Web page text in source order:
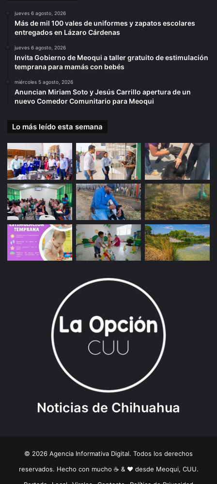
jueves 6 agosto, 2026
Más de mil 100 vales de uniformes y zapatos escolares
entregados en Lázaro Cárdenas
jueves 6 agosto, 2026
Invita Gobierno de Meoqui a taller gratuito de estimulación
temprana para mamás con bebés
miércoles 5 agosto, 2026
Anuncian Miriam Soto y Jesús Carrillo apertura de un
nuevo Comedor Comunitario para Meoqui
Lo más leído esta semana
Noticias de Chihuahua
© 2026 Agencia Informativa Digital. Todos los derechos
reservados. Hecho con mucho ☕️ & ❤️ desde Meoqui, CUU.